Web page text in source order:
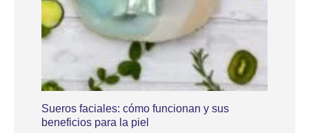
Sueros faciales: cómo funcionan y sus
beneficios para la piel